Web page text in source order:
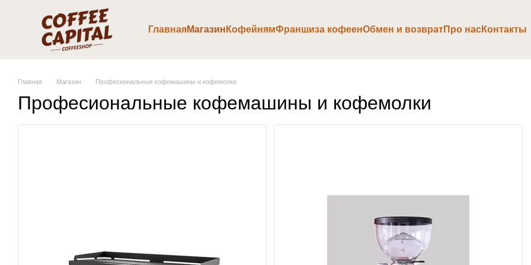
Перейти к основному контенту
ГлавнаяМагазин КофейнямФраншиза кофеенОбмен и возвратПро насКонтакты
Главная Магазин Професиональные кофемашины и кофемолки
Професиональные кофемашины и кофемолки